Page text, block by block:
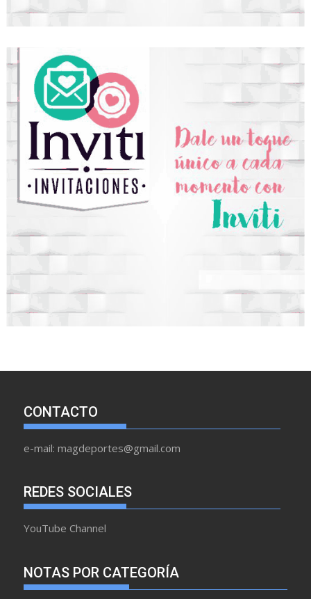
CONTACTO
e-mail: magdeportes@gmail.com
REDES SOCIALES
YouTube Channel
NOTAS POR CATEGORÍA